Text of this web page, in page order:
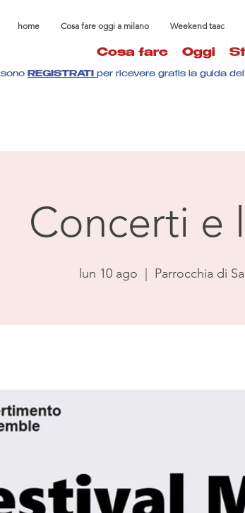
home Cosa fare oggi a milano Weekend taac
Cosa fare Oggi
REGISTRATI per ricevere gratis la guida
Concerti e
lun 10 ago Parrocchia di